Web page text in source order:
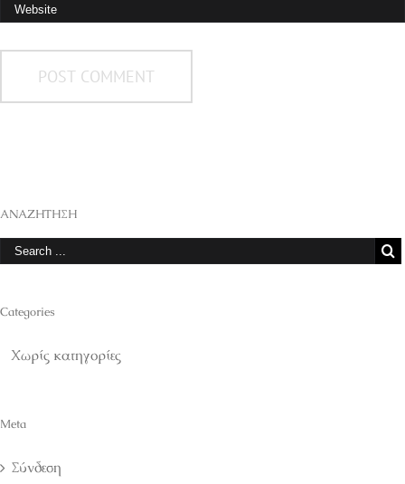
ΑΝΑΖΗΤΗΣΗ
Categories
Χωρίς κατηγορίες
Meta
Σύνδεση